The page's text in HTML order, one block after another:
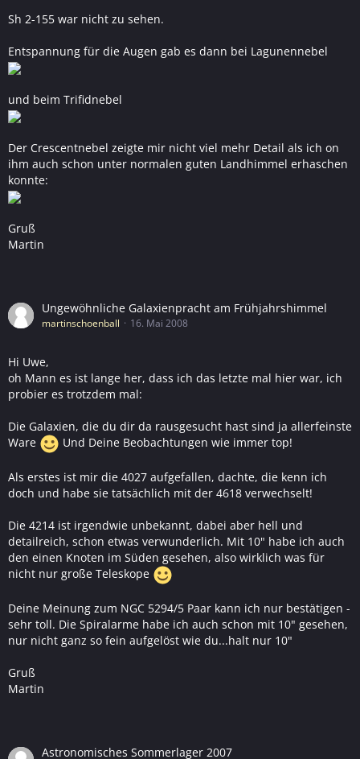
Sh 2-155 war nicht zu sehen.
Entspannung für die Augen gab es dann bei Lagunennebel
und beim Trifidnebel
Der Crescentnebel zeigte mir nicht viel mehr Detail als ich on
ihm auch schon unter normalen guten Landhimmel erhaschen
konnte:
Gruß
Martin
Ungewöhnliche Galaxienpracht am Frühjahrshimmel
martinschoenball 16. Mai 2008
Hi Uwe,
oh Mann es ist lange her, dass ich das letzte mal hier war, ich
probier es trotzdem mal:
Die Galaxien, die du dir da rausgesucht hast sind ja allerfeinste
Ware
Und Deine Beobachtungen wie immer top!
Als erstes ist mir die 4027 aufgefallen, dachte, die kenn ich
doch und habe sie tatsächlich mit der 4618 verwechselt!
Die 4214 ist irgendwie unbekannt, dabei aber hell und
detailreich, schon etwas verwunderlich. Mit 10" habe ich auch
den einen Knoten im Süden gesehen, also wirklich was für
nicht nur große Teleskope
Deine Meinung zum NGC 5294/5 Paar kann ich nur bestätigen -
sehr toll. Die Spiralarme habe ich auch schon mit 10" gesehen,
nur nicht ganz so fein aufgelöst wie du...halt nur 10"
Gruß
Martin
Astronomisches Sommerlager 2007